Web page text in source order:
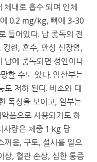
체내로 흡수 되며 인체
0.2 mg/kg, 뼈에 3-30
들어있다. 납 중독의 전
련, 혼수, 만성 신장염,
납에 중독되면 성인이나
할 수도 있다. 임산부는
도 저하 된다. 비소와 대
독성을 보이고, 일부는
품으로 사용되기도 하
사량은 체중 1 kg 당
꺼움, 구토, 설사를 일으
상, 혈관 손상, 심한 통증